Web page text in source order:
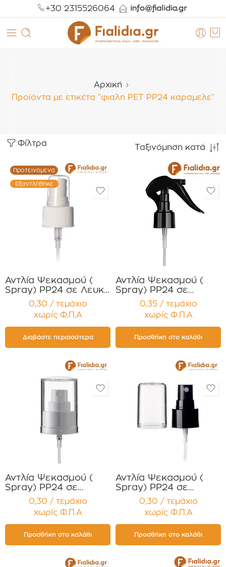
+30 2315526064
Αρχική
Προϊόντα με ετικέτα “φιαλη PET PP24 καραμελε”
Φίλτρα Ταξινόμηση κατά
Προτεινόμενα
Εξαντλήθηκε
Αντλία Ψεκασμού (
Spray) PP24 σε Λευκό
Χρώμα με διάφανο
πώμα Συσκευασία 12
τεμαχίων
0,30 / τεμάχιο
χωρίς Φ.Π.Α
Διαβάστε περισσότερα
Αντλία Ψεκασμού (
Spray) PP24 σε
Μαύρο τύπου
Σκανδάλη Συσκευασία
12 τεμαχίων
0,35 / τεμάχιο
χωρίς Φ.Π.Α
Προσθήκη στο καλάθι
Αντλία Ψεκασμού (
Spray) PP24 σε
Άσπρο Χρώμα με
διάφανο πώμα
Συσκευασία 12
τεμαχίων
0,30 / τεμάχιο
χωρίς Φ.Π.Α
Προσθήκη στο καλάθι
Αντλία Ψεκασμού (
Spray) PP24 σε
Μαύρο Χρώμα με
διάφανο πώμα
Συσκευασία 12
τεμαχίων
0,30 / τεμάχιο
χωρίς Φ.Π.Α
Προσθήκη στο καλάθι